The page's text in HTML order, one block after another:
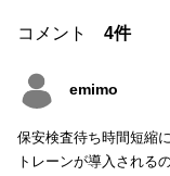
コメント 4件
emimo
保安検査待ち時間短縮
トレーンが導入される